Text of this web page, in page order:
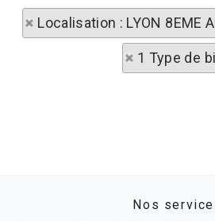
Localisation : LYON 8EME
1 Type de
Nos